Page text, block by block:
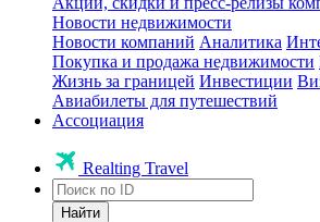
Новости недвижимости
Новости компаний Аналитика
Покупка и продажа недвижимости
Жизнь за границей Инвестиции
Авиабилеты для путешествий
Ассоциация
Realting Travel
Найти